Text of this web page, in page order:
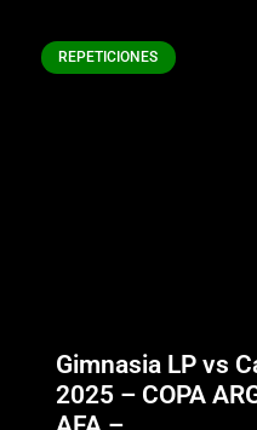
REPETICIONES
Gimnasia LP vs
2025 – COPA